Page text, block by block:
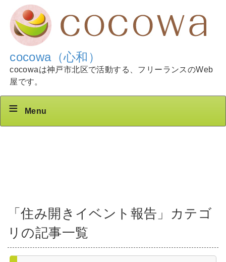
cocowa（心和）
cocowaは神戸市北区で活動する、フリーランスのWeb
屋です。
Menu
「住み開きイベント報告」カテゴ
リの記事一覧